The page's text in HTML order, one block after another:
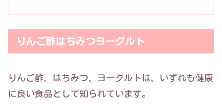
りんご酢はちみつヨーグルト
りんご酢、はちみつ、ヨーグルトは、いずれも健康
に良い食品として知られています。